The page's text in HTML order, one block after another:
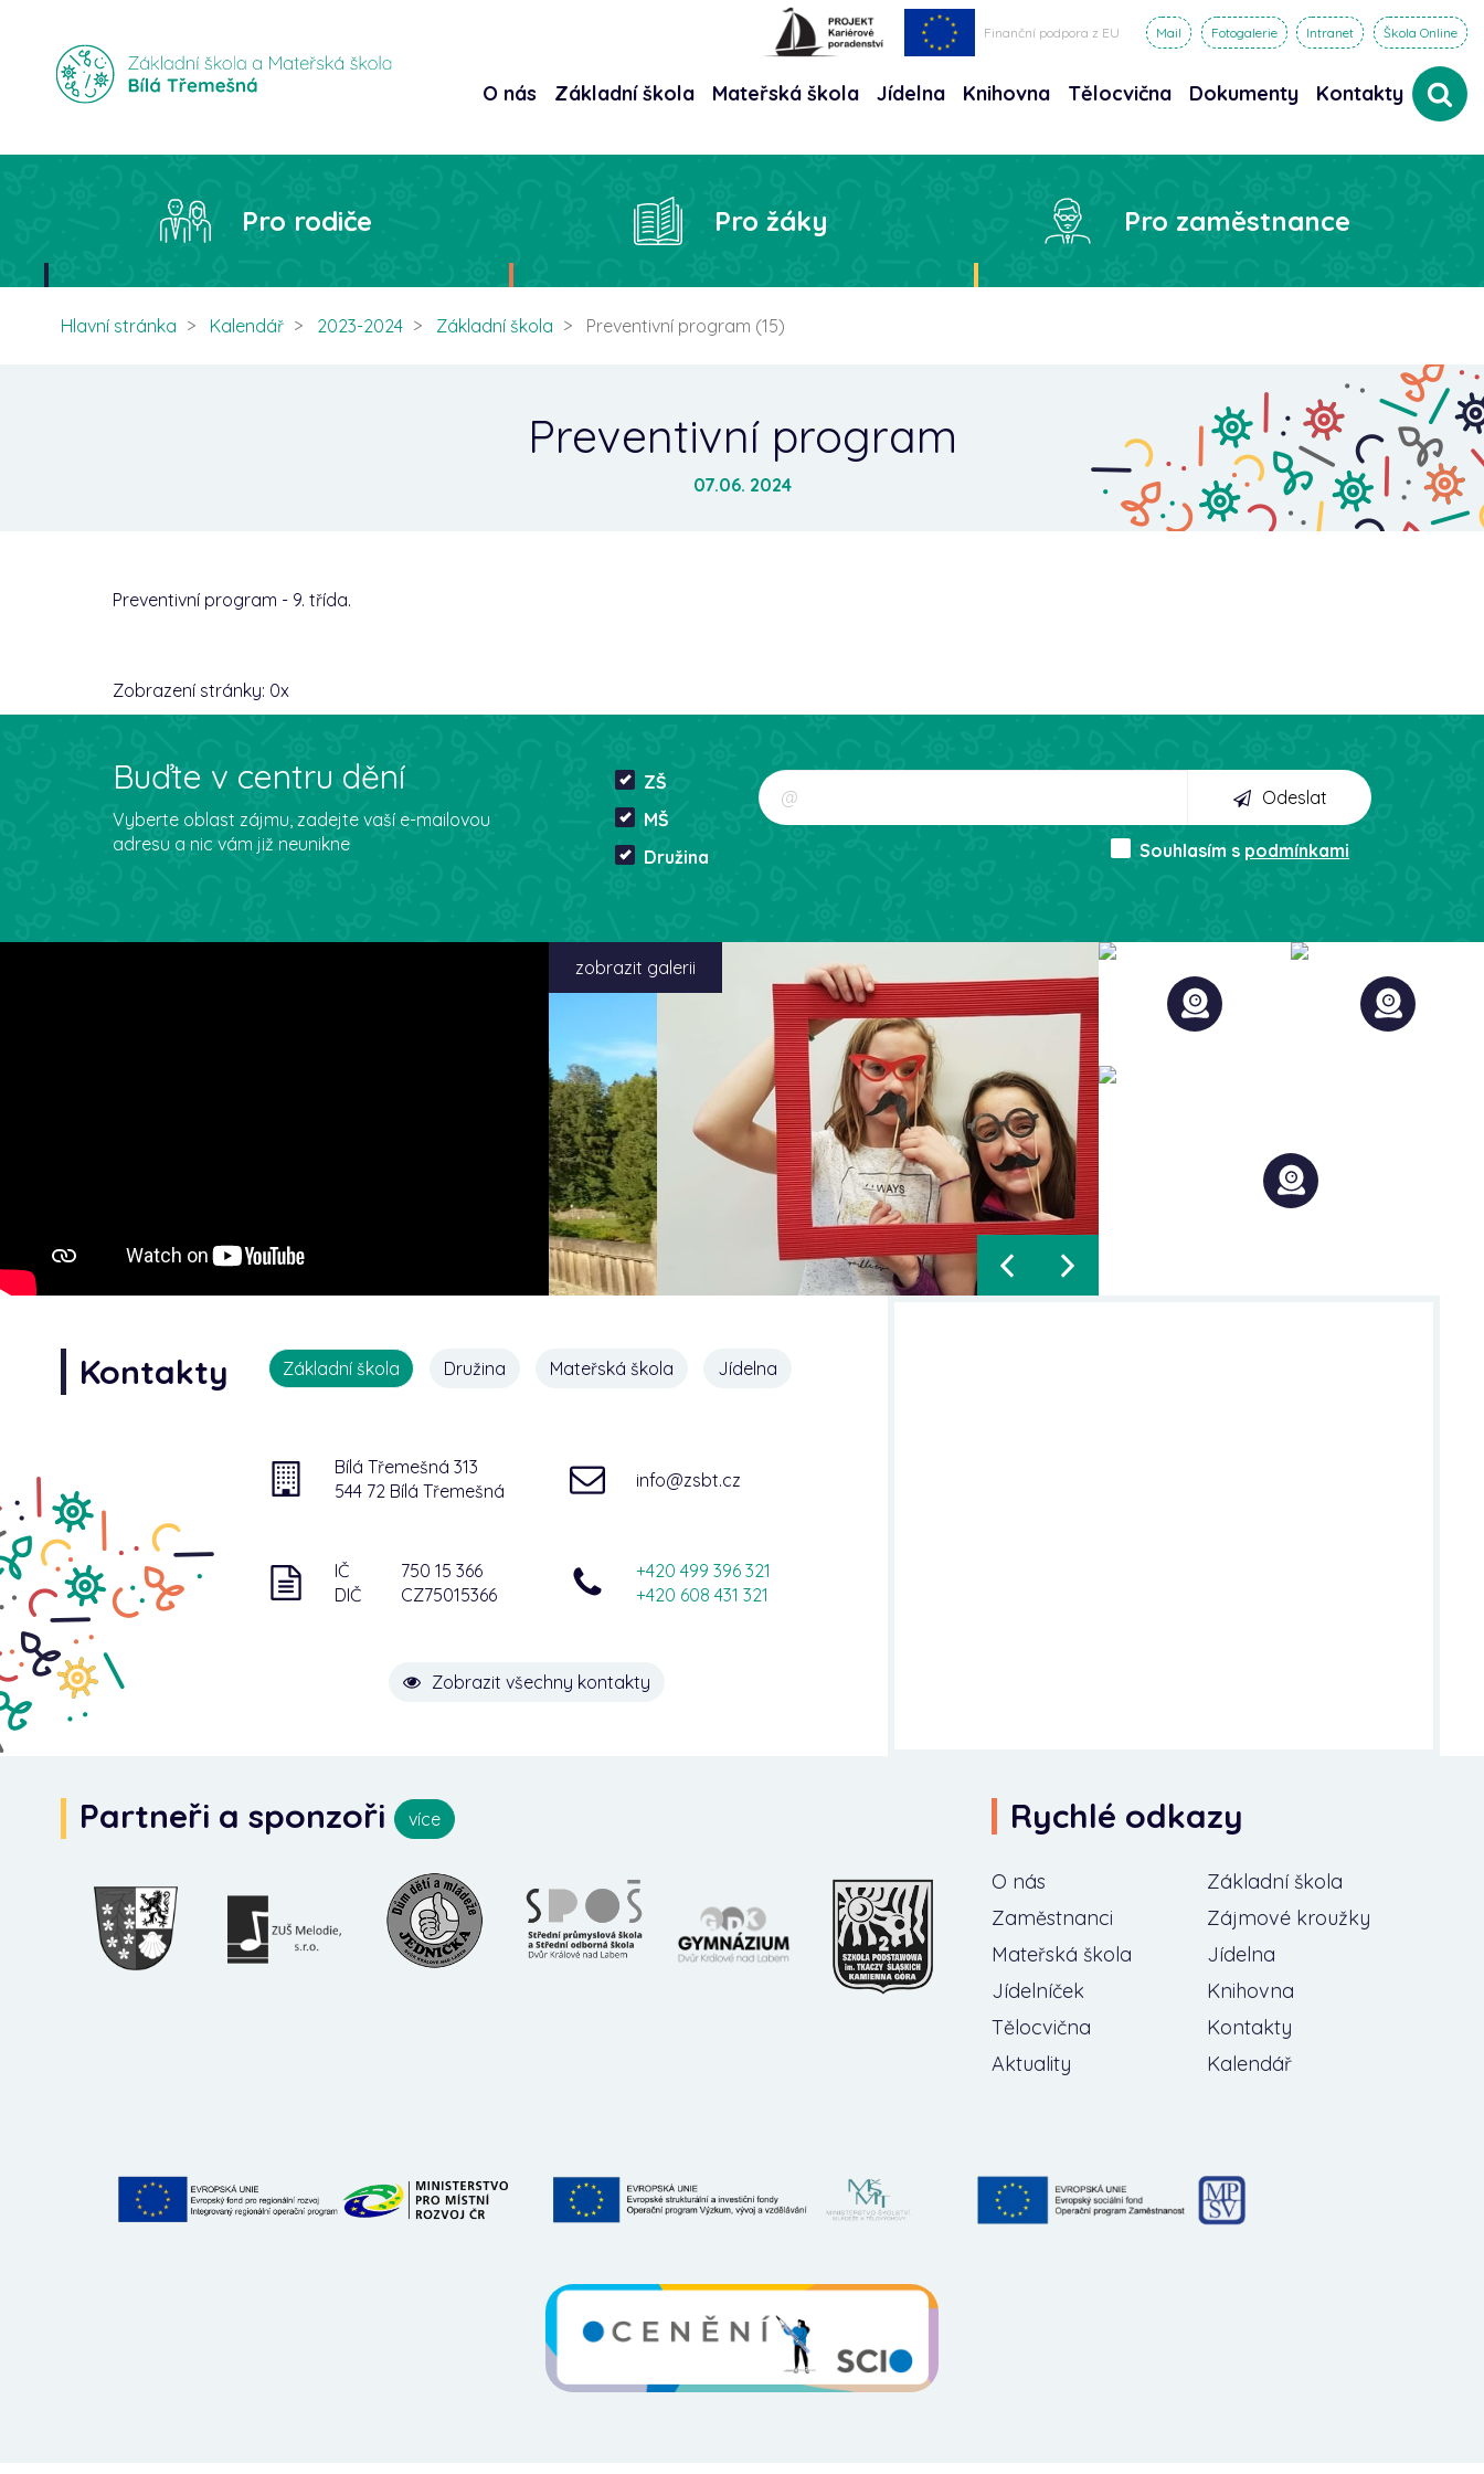
Finanční podpora z EU Mail Fotogalerie Intranet Škola Online
O nás Základní škola Mateřská škola Jídelna Knihovna Tělocvična Dokumenty Kontakty
Pro rodiče Pro žáky Pro zaměstnance
Hlavní stránka Kalendář 2023-2024 Základní škola Preventivní program (15)
Preventivní program
07.06. 2024
Preventivní program - 9. třída.
Zobrazení stránky: 0x
Buďte v centru dění
Vyberte oblast zájmu, zadejte vaší e-mailovou
adresu a nic vám již neunikne
ZŠ
MŠ
Družina
Odeslat
Souhlasím s podmínkami
zobrazit galerii
Kontakty Základní škola Družina Mateřská škola Jídelna
Bílá Třemešná 313
544 72 Bílá Třemešná
info@zsbt.cz
IČ
750 15 366
DIČ
CZ75015366
+420 499 396 321
+420 608 431 321
Zobrazit všechny kontakty
Partneři a sponzoři více Rychlé odkazy
O nás
Základní škola
Zaměstnanci
Zájmové kroužky
Mateřská škola
Jídelna
Jídelníček
Knihovna
Tělocvična
Kontakty
Aktuality
Kalendář